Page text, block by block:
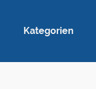
Kategorien